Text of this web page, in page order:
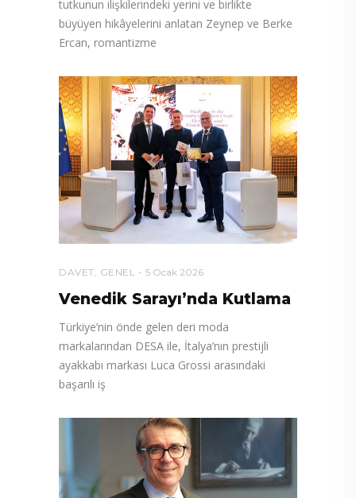
tutkunun ilişkilerindeki yerini ve birlikte
büyüyen hikâyelerini anlatan Zeynep ve Berke
Ercan, romantizme
DAVET, GENEL 5 Ocak 2026
Venedik Sarayı’nda Kutlama
Türkiye’nin önde gelen deri moda
markalarından DESA ile, İtalya’nın prestijli
ayakkabı markası Luca Grossi arasındaki
başarılı iş